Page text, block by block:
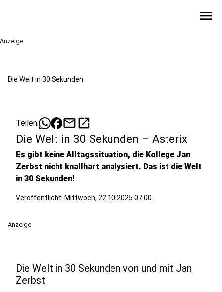
menu
Anzeige
Die Welt in 30 Sekunden
Teilen: mailopen_in_new
Die Welt in 30 Sekunden – Asterix
Es gibt keine Alltagssituation, die Kollege Jan
Zerbst nicht knallhart analysiert. Das ist die Welt
in 30 Sekunden!
Veröffentlicht: Mittwoch, 22.10.2025 07:00
Anzeige
Die Welt in 30 Sekunden von und mit Jan
Zerbst